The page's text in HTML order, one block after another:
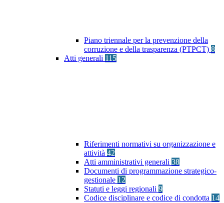
Piano triennale per la prevenzione della
corruzione e della trasparenza (PTPCT) 8
Atti generali 115
Riferimenti normativi su organizzazione e
attività 42
Atti amministrativi generali 38
Documenti di programmazione strategico-
gestionale 12
Statuti e leggi regionali 9
Codice disciplinare e codice di condotta 14